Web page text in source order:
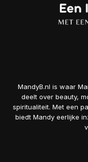
MandyB.nl is waar
deelt over beauty,
spiritualiteit. Met een
biedt Mandy eerlijke